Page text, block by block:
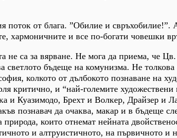
поток от блага. ”Обилие и свръхобилие!”.
хармоничните и все по-богати човешки
не са за вярване. Не мога да приема, че
светлото бъдеще на комунизма. Не толкова
колкото от дълбокото познаване на
критично, и “най-големите
и Куазимодо, Брехт и Волкер, Драйзер и
познавач да очаква, макар и в бъдеще
които отнемат нейната
и алтруистичното, на първичното и